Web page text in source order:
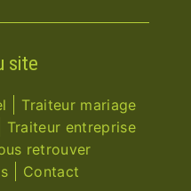
site
Traiteur mariage
Traiteur entreprise
retrouver
Contact